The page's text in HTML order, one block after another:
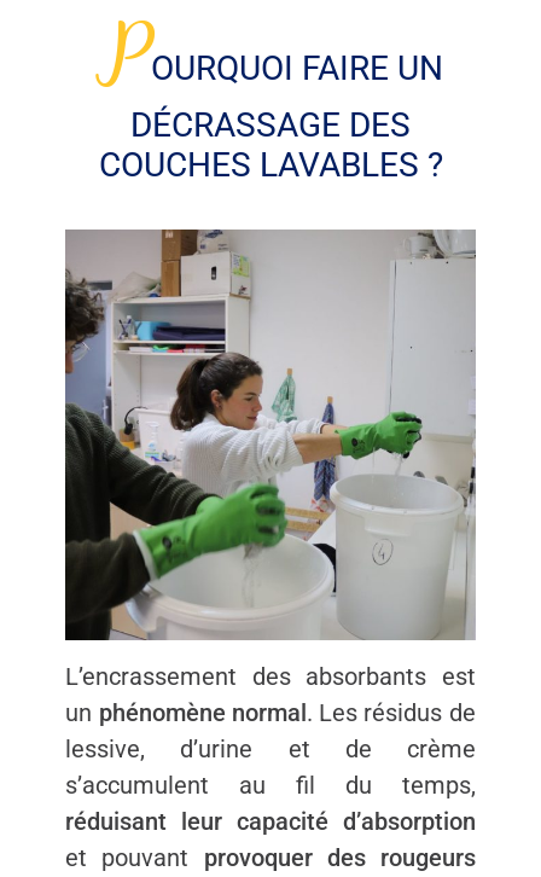
POURQUOI FAIRE UN
DÉCRASSAGE DES
COUCHES LAVABLES ?
L’encrassement des absorbants est
un phénomène normal. Les résidus de
lessive, d’urine et de crème
s’accumulent au fil du temps,
réduisant leur capacité d’absorption
et pouvant provoquer des rougeurs